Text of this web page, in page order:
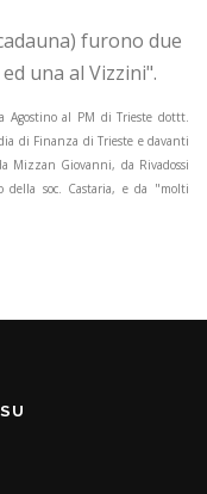
furono due
una al Vizzini".
Agostino al PM di Trieste dottt.
di Finanza di Trieste e davanti
Mizzan Giovanni, da Rivadossi
della soc. Castaria, e da "molti